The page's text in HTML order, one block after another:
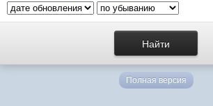
Полная версия